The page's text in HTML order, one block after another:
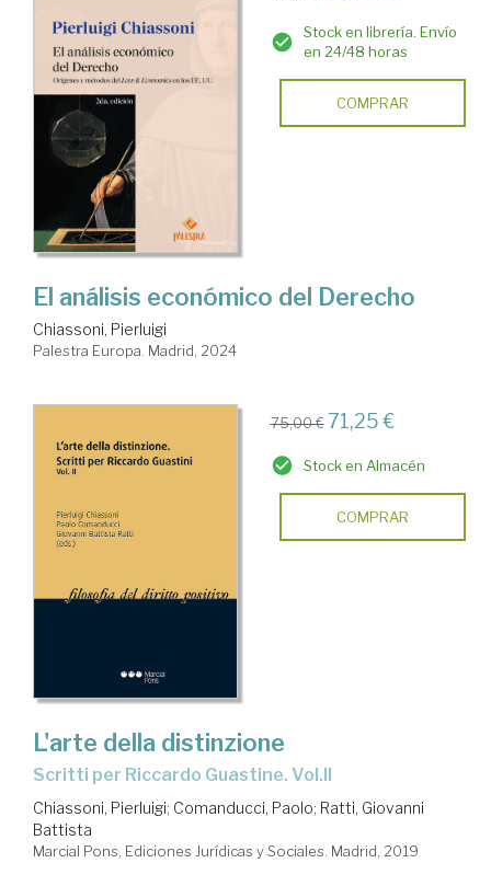
Stock en librería. Envío
en 24/48 horas
COMPRAR
El análisis económico del Derecho
Chiassoni, Pierluigi
Palestra Europa. Madrid, 2024
75,00 € 71,25 €
Stock en Almacén
COMPRAR
L'arte della distinzione
Scritti per Riccardo Guastine. Vol.II
Chiassoni, Pierluigi; Comanducci, Paolo; Ratti, Giovanni
Battista
Marcial Pons, Ediciones Jurídicas y Sociales. Madrid, 2019